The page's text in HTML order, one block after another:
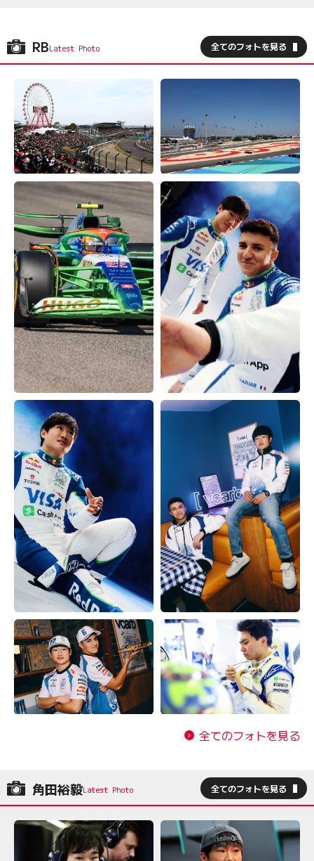
RB 全てのフォトを見る
全てのフォトを見る
角田裕毅 全てのフォトを見る